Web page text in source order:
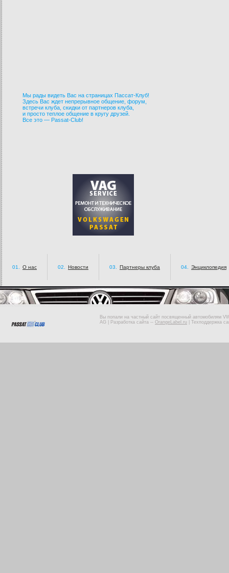
Мы рады видеть Вас на страницах Пассат-Клуб!
Здесь Вас ждет непрерывное общение, форум,
встречи клуба, скидки от партнеров клуба,
и просто теплое общение в кругу друзей.
Все это — Passat-Club!
01. О нас 02. Новости 03. Партнеры клуба 04. Энциклопедия
Вы попали на частный сайт посвященный автомобилям
AG |
Разработка сайта -- OrangeLabel.ru Техподдержка